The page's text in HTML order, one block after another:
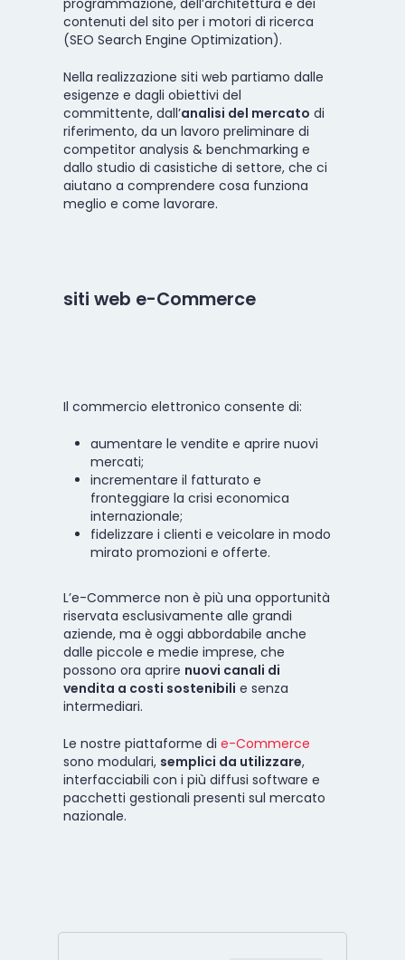
contenuti del sito per i motori di ricerca
(SEO Search Engine Optimization).
Nella realizzazione siti web partiamo dalle
esigenze e dagli obiettivi del
committente, dall’analisi del mercato di
riferimento, da un lavoro preliminare di
competitor analysis & benchmarking e
dallo studio di casistiche di settore, che ci
aiutano a comprendere cosa funziona
meglio e come lavorare.
siti web e-Commerce
Il commercio elettronico consente di:
aumentare le vendite e aprire nuovi
mercati;
incrementare il fatturato e
fronteggiare la crisi economica
internazionale;
fidelizzare i clienti e veicolare in modo
mirato promozioni e offerte.
L’e-Commerce non è più una opportunità
riservata esclusivamente alle grandi
aziende, ma è oggi abbordabile anche
dalle piccole e medie imprese, che
possono ora aprire nuovi canali di
vendita a costi sostenibili e senza
intermediari.
Le nostre piattaforme die-Commerce
sono modulari, semplici da utilizzare,
interfacciabili con i più diffusi software e
pacchetti gestionali presenti sul mercato
nazionale.